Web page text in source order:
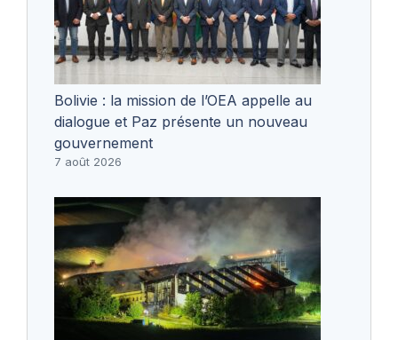
Bolivie : la mission de l’OEA appelle au
dialogue et Paz présente un nouveau
gouvernement
7 août 2026